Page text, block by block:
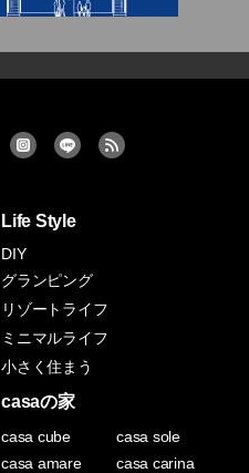
Life Style
DIY
グランピング
リゾートライフ
ミニマルライフ
小さく住まう
casaの家
casa cube
casa sole
casa amare
casa carina